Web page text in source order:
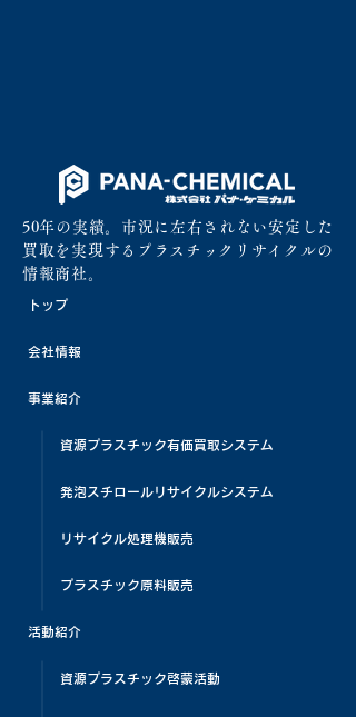
50年の実績。市況に左右されない安定した
買取を実現するプラスチックリサイクルの
情報商社。
トップ
会社情報
事業紹介
資源プラスチック有価買取システム
発泡スチロールリサイクルシステム
リサイクル処理機販売
プラスチック原料販売
活動紹介
資源プラスチック啓蒙活動